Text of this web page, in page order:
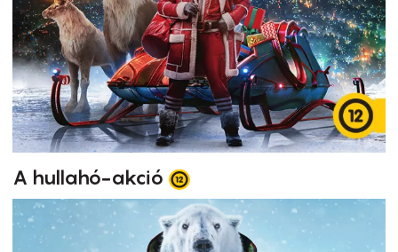
A hullahó-akció